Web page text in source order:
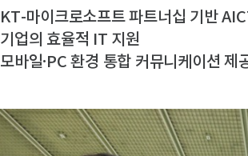
​​​​KT-마이크로소프트 파트너십 기반
기업의 효율적 IT 지원
모바일·PC 환경 통합 커뮤니케이션 제